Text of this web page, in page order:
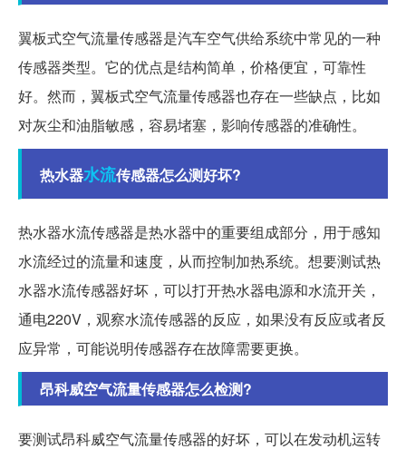
翼板式空气流量传感器是汽车空气供给系统中常见的一种
传感器类型。它的优点是结构简单，价格便宜，可靠性
好。然而，翼板式空气流量传感器也存在一些缺点，比如
对灰尘和油脂敏感，容易堵塞，影响传感器的准确性。
热水器水流传感器怎么测好坏?
热水器水流传感器是热水器中的重要组成部分，用于感知
水流经过的流量和速度，从而控制加热系统。想要测试热
水器水流传感器好坏，可以打开热水器电源和水流开关，
通电220V，观察水流传感器的反应，如果没有反应或者反
应异常，可能说明传感器存在故障需要更换。
昂科威空气流量传感器怎么检测?
要测试昂科威空气流量传感器的好坏，可以在发动机运转